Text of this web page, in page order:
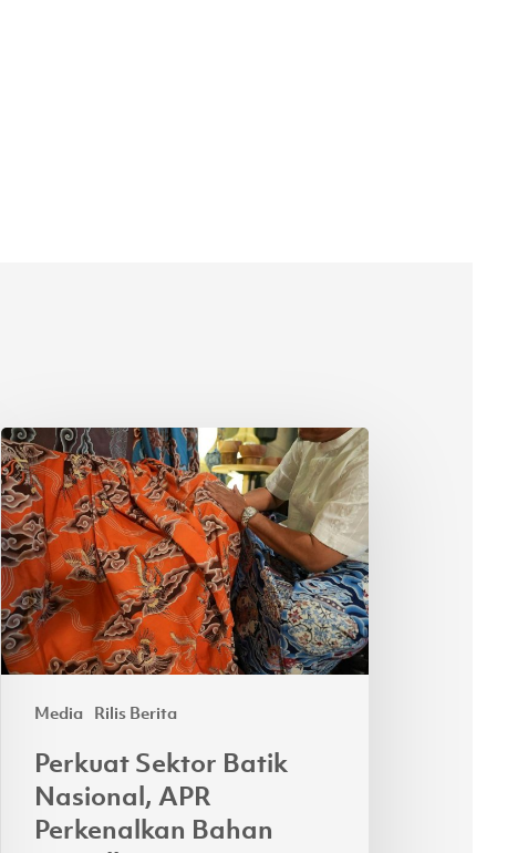
Media Rilis Berita
Perkuat
Sektor
Batik
Nasional,
APR
Perkenalkan
Bahan
Lyocell
Berkelanjutan
Perkuat Sektor Batik
Nasional, APR
Perkenalkan Bahan